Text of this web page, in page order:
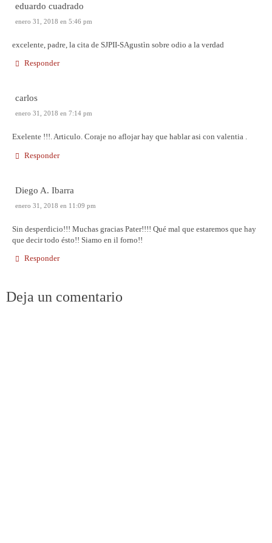
eduardo cuadrado
enero 31, 2018 en 5:46 pm
excelente, padre, la cita de SJPII-SAgustìn sobre odio a la verdad
Responder
carlos
enero 31, 2018 en 7:14 pm
Exelente !!!. Articulo. Coraje no aflojar hay que hablar asi con valentia .
Responder
Diego A. Ibarra
enero 31, 2018 en 11:09 pm
Sin desperdicio!!! Muchas gracias Pater!!!! Qué mal que estaremos que hay
que decir todo ésto!! Siamo en il forno!!
Responder
Deja un comentario